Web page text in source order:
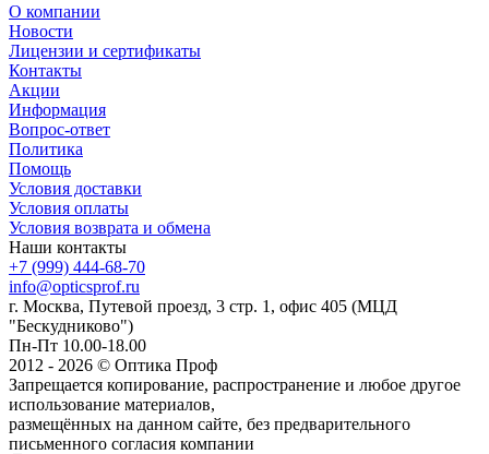
О компании
Новости
Лицензии и сертификаты
Контакты
Акции
Информация
Вопрос-ответ
Политика
Помощь
Условия доставки
Условия оплаты
Условия возврата и обмена
Наши контакты
+7 (999) 444-68-70
info@opticsprof.ru
г. Москва, Путевой проезд, 3 стр. 1, офис 405 (МЦД
"Бескудниково")
Пн-Пт 10.00-18.00
2012 - 2026 © Оптика Проф
Запрещается копирование, распространение и любое другое
использование материалов,
размещённых на данном сайте, без предварительного
письменного согласия компании